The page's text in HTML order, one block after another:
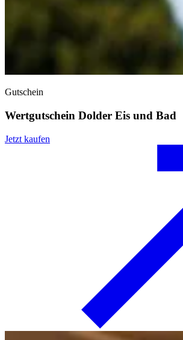
Gutschein
Wertgutschein Dolder Eis und Bad
Jetzt kaufen